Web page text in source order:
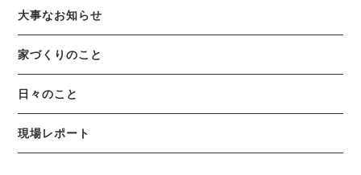
大事なお知らせ
家づくりのこと
日々のこと
現場レポート